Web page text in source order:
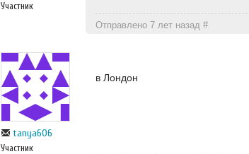
Участник
Отправлено 7 лет назад#
tanya606
Участник
в Лондон